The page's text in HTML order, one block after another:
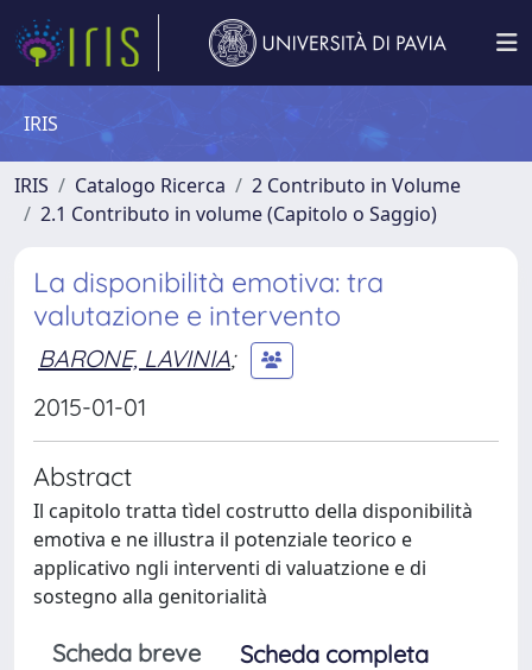
IRIS
IRIS Catalogo Ricerca
2 Contributo in Volume
2.1 Contributo in volume (Capitolo o Saggio)
La disponibilità emotiva: tra
valutazione e intervento
BARONE, LAVINIA;
2015-01-01
Abstract
Il capitolo tratta tìdel costrutto della disponibilità
emotiva e ne illustra il potenziale teorico e
applicativo ngli interventi di valuatzione e di
sostegno alla genitorialità
Scheda breve
Scheda completa